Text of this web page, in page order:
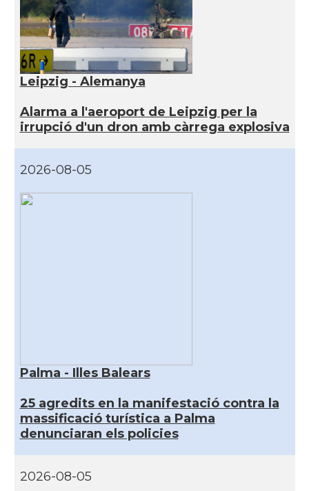
Leipzig - Alemanya
Alarma a l'aeroport de Leipzig per la
irrupció d'un dron amb càrrega explosiva
2026-08-05
Palma - Illes Balears
25 agredits en la manifestació contra la
massificació turística a Palma
denunciaran els policies
2026-08-05